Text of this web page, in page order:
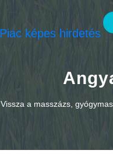
Vissza a masszázs,